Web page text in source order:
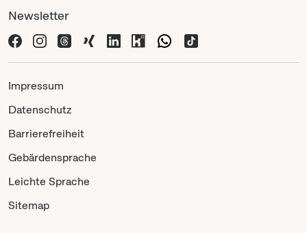
Newsletter
Impressum
Datenschutz
Barrierefreiheit
Gebärdensprache
Leichte Sprache
Sitemap